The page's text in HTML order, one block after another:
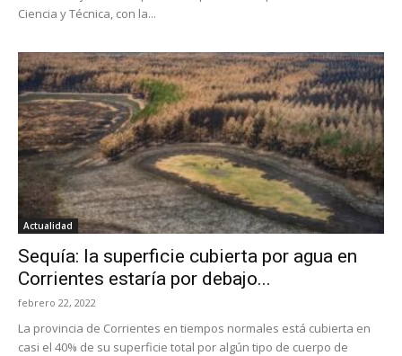
Ciencia y Técnica, con la...
Actualidad
Sequía: la superficie cubierta por agua en
Corrientes estaría por debajo...
febrero 22, 2022
La provincia de Corrientes en tiempos normales está cubierta en
casi el 40% de su superficie total por algún tipo de cuerpo de